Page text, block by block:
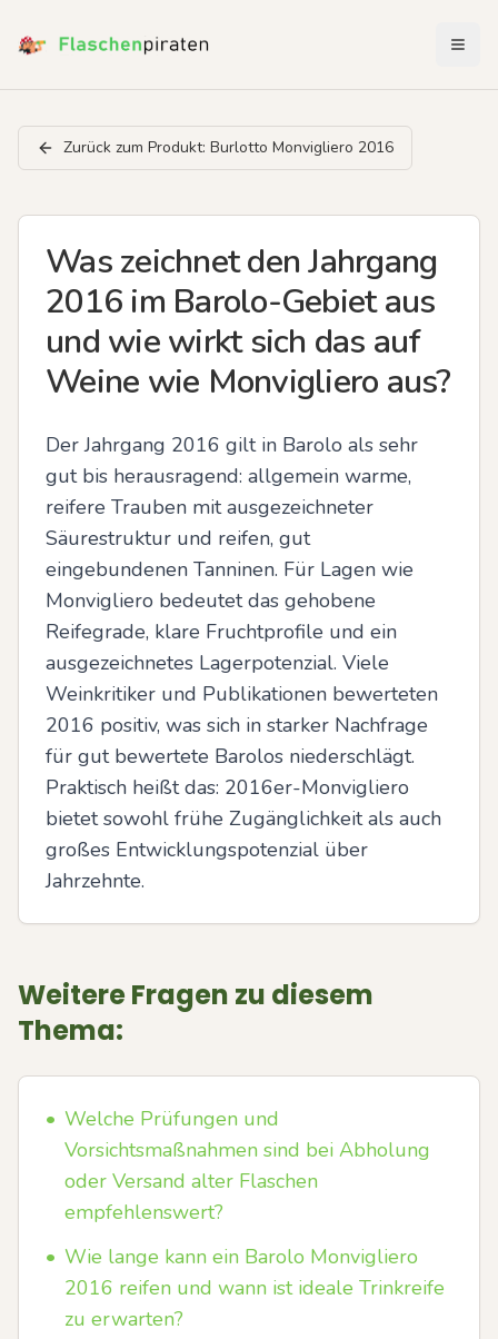
Zurück zum Produkt: Burlotto Monvigliero 2016
Was zeichnet den Jahrgang
2016 im Barolo-Gebiet aus
und wie wirkt sich das auf
Weine wie Monvigliero aus?
Der Jahrgang 2016 gilt in Barolo als sehr
gut bis herausragend: allgemein warme,
reifere Trauben mit ausgezeichneter
Säurestruktur und reifen, gut
eingebundenen Tanninen. Für Lagen wie
Monvigliero bedeutet das gehobene
Reifegrade, klare Fruchtprofile und ein
ausgezeichnetes Lagerpotenzial. Viele
Weinkritiker und Publikationen bewerteten
2016 positiv, was sich in starker Nachfrage
für gut bewertete Barolos niederschlägt.
Praktisch heißt das: 2016er-Monvigliero
bietet sowohl frühe Zugänglichkeit als auch
großes Entwicklungspotenzial über
Jahrzehnte.
Weitere Fragen zu diesem
Thema:
• Welche Prüfungen und
Vorsichtsmaßnahmen sind bei Abholung
oder Versand alter Flaschen
empfehlenswert?
• Wie lange kann ein Barolo Monvigliero
2016 reifen und wann ist ideale Trinkreife
zu erwarten?